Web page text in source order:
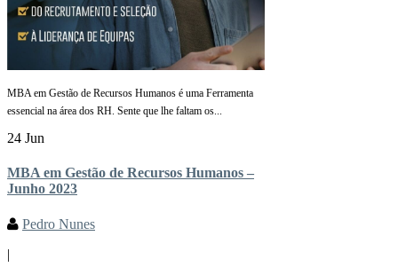
MBA em Gestão de Recursos Humanos é uma Ferramenta
essencial na área dos RH. Sente que lhe faltam os...
24 Jun
MBA em Gestão de Recursos Humanos –
Junho 2023
Pedro Nunes
|